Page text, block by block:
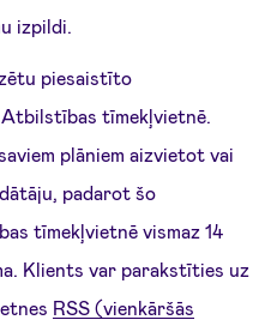
izpildi.
piesaistīto
tīmekļvietnē.
plāniem aizvietot vai
padarot šo
tīmekļvietnē vismaz 14
Klients var parakstīties uz
RSS (vienkāršās